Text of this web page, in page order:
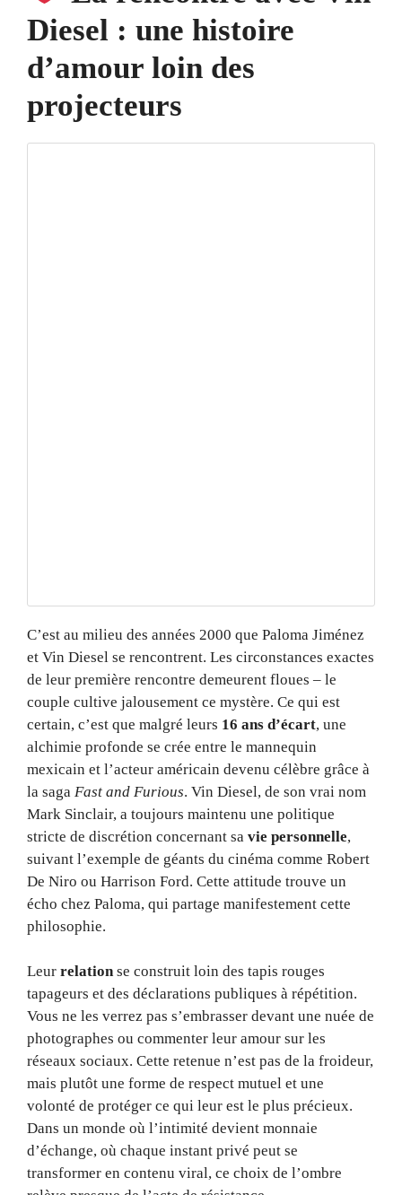
Diesel : une histoire
d’amour loin des
projecteurs
C’est au milieu des années 2000 que Paloma Jiménez
et Vin Diesel se rencontrent. Les circonstances exactes
de leur première rencontre demeurent floues – le
couple cultive jalousement ce mystère. Ce qui est
certain, c’est que malgré leurs 16 ans d’écart, une
alchimie profonde se crée entre le mannequin
mexicain et l’acteur américain devenu célèbre grâce à
la saga Fast and Furious. Vin Diesel, de son vrai nom
Mark Sinclair, a toujours maintenu une politique
stricte de discrétion concernant sa vie personnelle,
suivant l’exemple de géants du cinéma comme Robert
De Niro ou Harrison Ford. Cette attitude trouve un
écho chez Paloma, qui partage manifestement cette
philosophie.
Leur relationse construit loin des tapis rouges
tapageurs et des déclarations publiques à répétition.
Vous ne les verrez pas s’embrasser devant une nuée de
photographes ou commenter leur amour sur les
réseaux sociaux. Cette retenue n’est pas de la froideur,
mais plutôt une forme de respect mutuel et une
volonté de protéger ce qui leur est le plus précieux.
Dans un monde où l’intimité devient monnaie
d’échange, où chaque instant privé peut se
transformer en contenu viral, ce choix de l’ombre